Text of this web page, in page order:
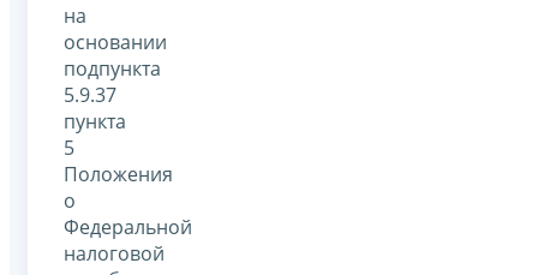
на
основании
подпункта
5.9.37
пункта
5
Положения
о
Федеральной
налоговой